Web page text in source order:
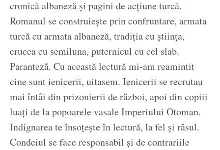
cronică albaneză și pagini de acțiune turcă.
Romanul se construiește prin confruntare, armata
turcă cu armata albaneză, tradiția cu știința,
crucea cu semiluna, puternicul cu cel slab.
Paranteză. Cu această lectură mi-am reamintit
cine sunt ienicerii, uitasem. Ienicerii se recrutau
mai întâi din prizonierii de război, apoi din copiii
luați de la popoarele vasale Imperiului Otoman.
Indignarea te însoțește în lectură, la fel și râsul.
Condeiul se face responsabil și de contrariile